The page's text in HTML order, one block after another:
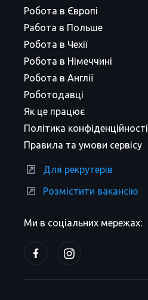
Ми в соціальних мережах:
Робота в Європі
Работа в Польше
Робота в Чехії
Робота в Німеччині
Робота в Англії
Роботодавці
Як це працює
Політика конфіденційності
Правила та умови сервісу
Для рекрутерів
Розмістити вакансію